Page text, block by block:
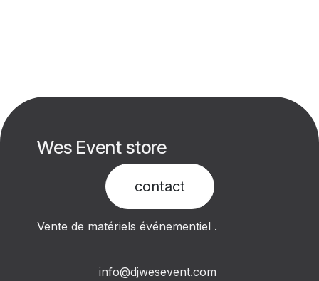
Wes Event store
contact​
Vente de matériels événementiel .
info@djwesevent.com